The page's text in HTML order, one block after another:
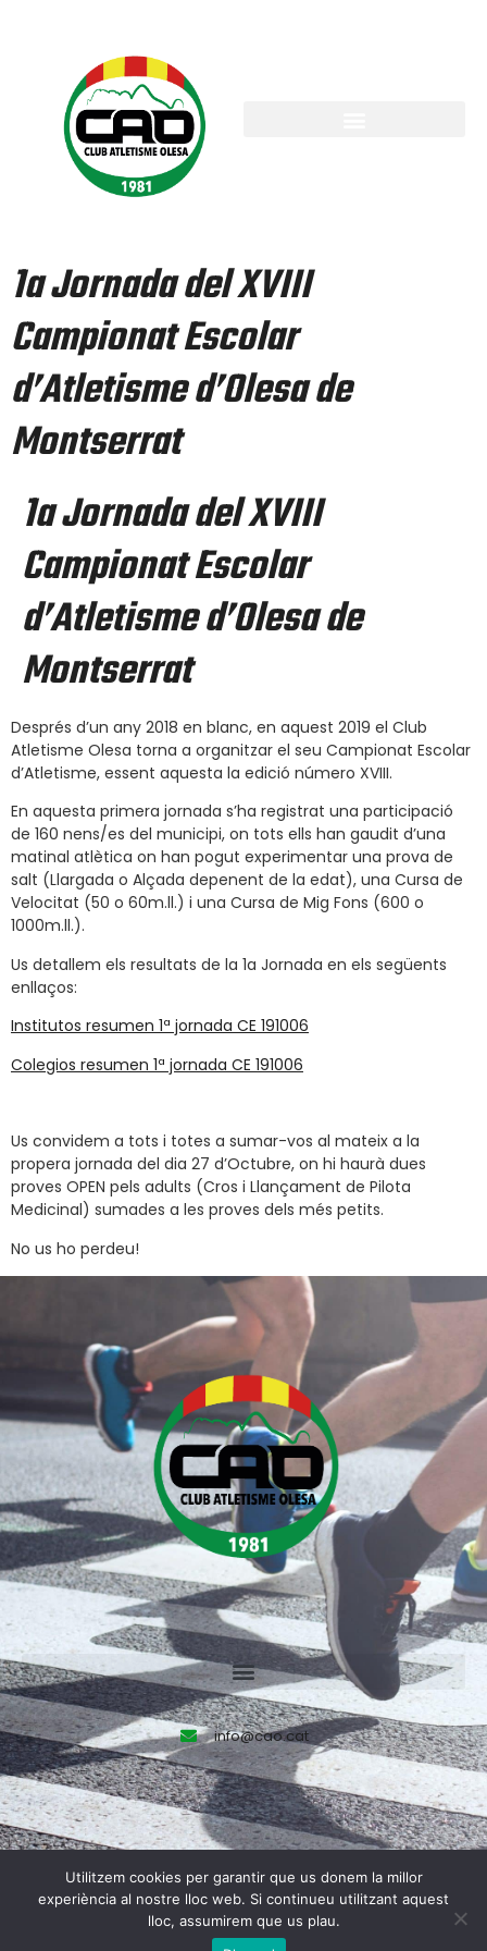
1a Jornada del XVIII
Campionat Escolar
d’Atletisme d’Olesa de
Montserrat
1a Jornada del XVIII
Campionat Escolar
d’Atletisme d’Olesa de
Montserrat
Després d’un any 2018 en blanc, en aquest 2019 el Club
Atletisme Olesa torna a organitzar el seu Campionat Escolar
d’Atletisme, essent aquesta la edició número XVIII.
En aquesta primera jornada s’ha registrat una participació
de 160 nens/es del municipi, on tots ells han gaudit d’una
matinal atlètica on han pogut experimentar una prova de
salt (Llargada o Alçada depenent de la edat), una Cursa de
Velocitat (50 o 60m.ll.) i una Cursa de Mig Fons (600 o
1000m.ll.).
Us detallem els resultats de la 1a Jornada en els següents
enllaços:
Institutos resumen 1ª jornada CE 191006
Colegios resumen 1ª jornada CE 191006
Us convidem a tots i totes a sumar-vos al mateix a la
propera jornada del dia 27 d’Octubre, on hi haurà dues
proves OPEN pels adults (Cros i Llançament de Pilota
Medicinal) sumades a les proves dels més petits.
No us ho perdeu!
info@cao.cat
Made byOlea Creative Studio
Tots els drets reservats © 2023.
Utilitzem cookies per garantir que us donem la millor
experiència al nostre lloc web. Si continueu utilitzant aquest
lloc, assumirem que us plau.